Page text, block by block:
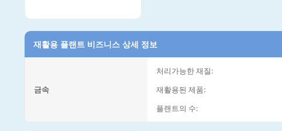
재활용 플랜트 비즈니스 상세 정보
금속
처리가능한 재질:
재활용된 제품:
플랜트의 수: